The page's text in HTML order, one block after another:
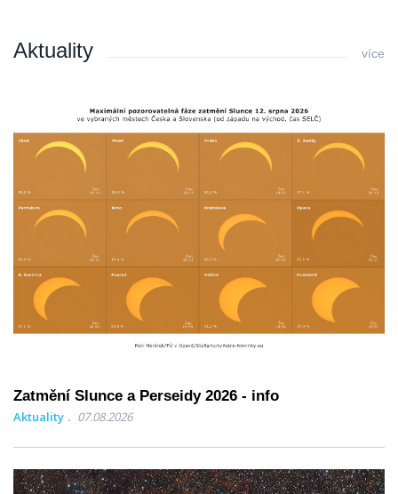
Aktuality více
Zatmění Slunce a Perseidy 2026 - info
Aktuality 07.08.2026